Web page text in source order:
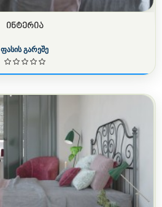
ᲘᲜᲢᲔᲠᲘᲐ
ფასის გარეშე